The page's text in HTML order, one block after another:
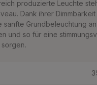
produzierte Leuchte
Dank ihrer Dimmbarkeit
sanfte Grundbeleuchtung
und so für eine